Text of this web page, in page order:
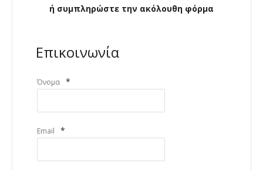
ή συμπληρώστε την ακόλουθη φόρμα
Επικοινωνία
Όνομα *
Email *